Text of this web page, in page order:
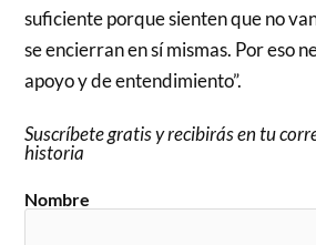
suficiente porque sienten que no
se encierran en sí mismas. Por eso
apoyo y de entendimiento”.
Suscríbete gratis y recibirás en tu
historia
Nombre